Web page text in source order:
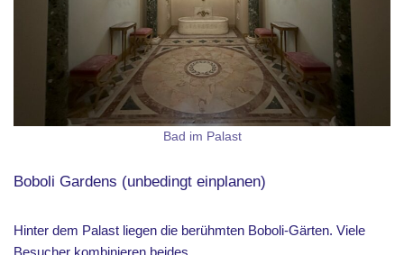
Bad im Palast
Boboli Gardens (unbedingt einplanen)
Hinter dem Palast liegen die berühmten Boboli-Gärten. Viele
Besucher kombinieren beides.